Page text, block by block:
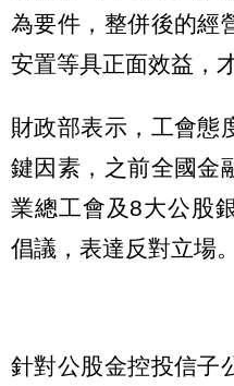
為要件，整併後的經
安置等具正面效益，
財政部表示，工會態
鍵因素，之前全國金
業總工會及8大公股
倡議，表達反對立場。
針對公股金控投信子